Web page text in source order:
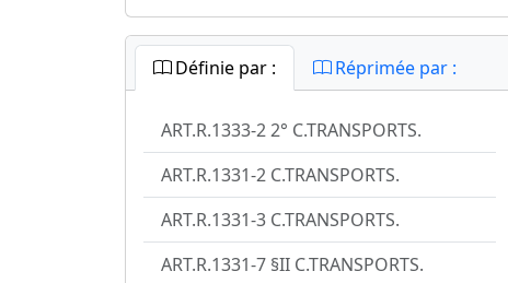
Définie par : Réprimée par :
ART.R.1333-2 2° C.TRANSPORTS.
ART.R.1331-2 C.TRANSPORTS.
ART.R.1331-3 C.TRANSPORTS.
ART.R.1331-7 §II C.TRANSPORTS.